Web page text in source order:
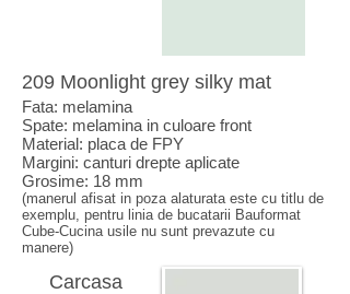
209 Moonlight grey silky mat
Fata: melamina
Spate: melamina in culoare front
Material: placa de FPY
Margini: canturi drepte aplicate
Grosime: 18 mm
(manerul afisat in poza alaturata este cu titlu de
exemplu, pentru linia de bucatarii Bauformat
Cube-Cucina usile nu sunt prevazute cu
manere)
Carcasa